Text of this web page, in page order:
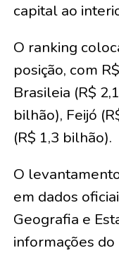
capital ao
O ranking
posição, com
Brasileia (R$
bilhão), Feijó
(R$ 1,3 bilhão).
O
em dados
Geografia e
informações